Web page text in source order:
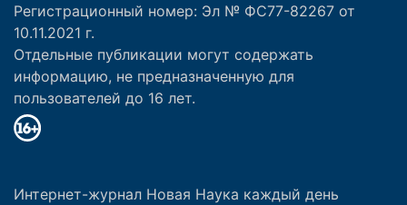
Регистрационный номер: Эл № ФС77-82267 от
10.11.2021 г.
Отдельные публикации могут содержать
информацию, не предназначенную для
пользователей до 16 лет.
Интернет-журнал Новая Наука каждый день